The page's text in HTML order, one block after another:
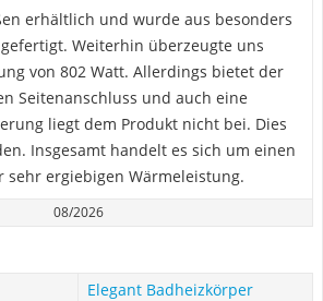
erhältlich und wurde aus besonders
Weiterhin überzeugte uns
von 802 Watt. Allerdings bietet der
Seitenanschluss und auch eine
liegt dem Produkt nicht bei. Dies
Insgesamt handelt es sich um einen
sehr ergiebigen Wärmeleistung.
08/2026
Elegant Badheizkörper